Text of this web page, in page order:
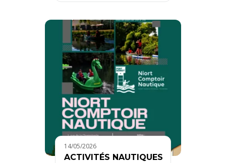
14/05/2026
ACTIVITÉS NAUTIQUES